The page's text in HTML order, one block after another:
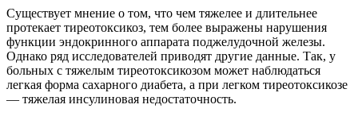
Существует мнение о том, что чем тяжелее и длительнее
протекает тиреотоксикоз, тем более выражены нарушения
функции эндокринного аппарата поджелудочной железы.
Однако ряд исследователей приводят другие данные. Так, у
больных с тяжелым тиреотоксикозом может наблюдаться
легкая форма сахарного диабета, а при легком тиреотоксикозе
— тяжелая инсулиновая недостаточность.